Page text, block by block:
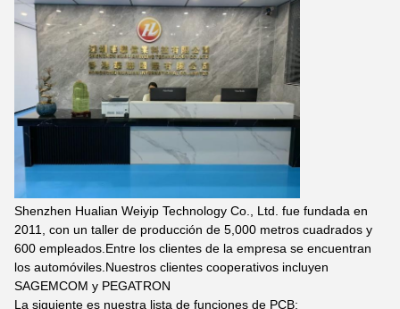
Shenzhen Hualian Weiyip Technology Co., Ltd. fue fundada en
2011, con un taller de producción de 5,000 metros cuadrados y
600 empleados.Entre los clientes de la empresa se encuentran
los automóviles.Nuestros clientes cooperativos incluyen
SAGEMCOM y PEGATRON
La siguiente es nuestra lista de funciones de PCB: